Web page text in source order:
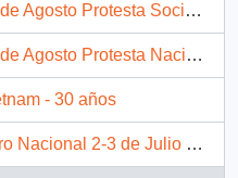
¡¡protesta con esperanza, protesta como en Dictadura!!
los empresarios y el Gobierno son cómplices en los abusos y las promesas no cumplidas
- 30 años
2-3 de Julio por la demanda de Chile